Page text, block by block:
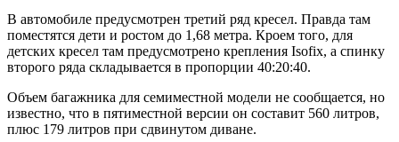
В автомобиле предусмотрен третий ряд кресел. Правда там
поместятся дети и ростом до 1,68 метра. Кроем того, для
детских кресел там предусмотрено крепления Isofix, а спинку
второго ряда складывается в пропорции 40:20:40.
Объем багажника для семиместной модели не сообщается, но
известно, что в пятиместной версии он составит 560 литров,
плюс 179 литров при сдвинутом диване.